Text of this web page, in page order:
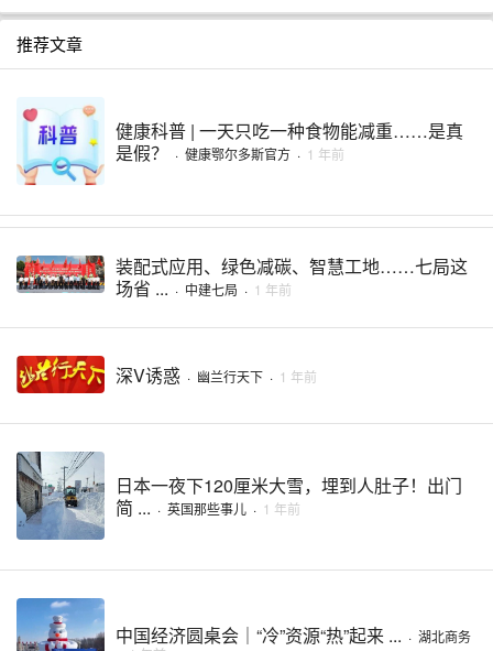
推荐文章
健康科普 | 一天只吃一种食物能减重……是真
是假？
· 健康鄂尔多斯官方 · 1 年前
装配式应用、绿色减碳、智慧工地……七局这
场省 ... · 中建七局 · 1 年前
深V诱惑 · 幽兰行天下 · 1 年前
日本一夜下120厘米大雪，埋到人肚子！出门
简 ... · 英国那些事儿 · 1 年前
中国经济圆桌会｜“冷”资源“热”起来 ... · 湖北商务